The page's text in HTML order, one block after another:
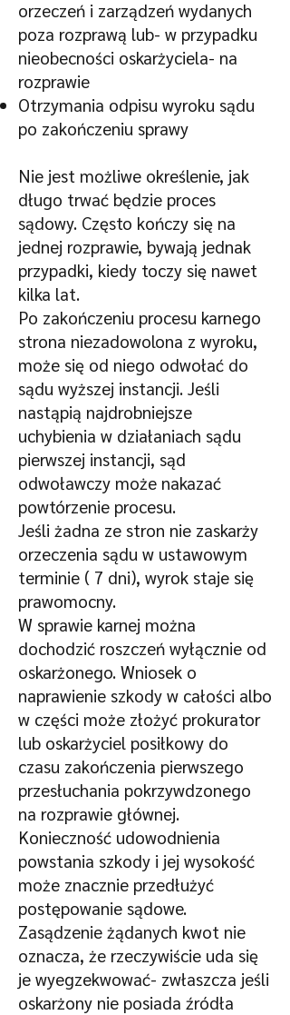
orzeczeń i zarządzeń wydanych
poza rozprawą lub- w przypadku
nieobecności oskarżyciela- na
rozprawie
Otrzymania odpisu wyroku sądu
po zakończeniu sprawy
Nie jest możliwe określenie, jak
długo trwać będzie proces
sądowy. Często kończy się na
jednej rozprawie, bywają jednak
przypadki, kiedy toczy się nawet
kilka lat.
Po zakończeniu procesu karnego
strona niezadowolona z wyroku,
może się od niego odwołać do
sądu wyższej instancji. Jeśli
nastąpią najdrobniejsze
uchybienia w działaniach sądu
pierwszej instancji, sąd
odwoławczy może nakazać
powtórzenie procesu.
Jeśli żadna ze stron nie zaskarży
orzeczenia sądu w ustawowym
terminie ( 7 dni), wyrok staje się
prawomocny.
W sprawie karnej można
dochodzić roszczeń wyłącznie od
oskarżonego. Wniosek o
naprawienie szkody w całości albo
w części może złożyć prokurator
lub oskarżyciel posiłkowy do
czasu zakończenia pierwszego
przesłuchania pokrzywdzonego
na rozprawie głównej.
Konieczność udowodnienia
powstania szkody i jej wysokość
może znacznie przedłużyć
postępowanie sądowe.
Zasądzenie żądanych kwot nie
oznacza, że rzeczywiście uda się
je wyegzekwować- zwłaszcza jeśli
oskarżony nie posiada źródła